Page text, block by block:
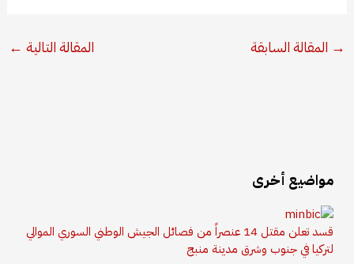
→ المقالة السابقة المقالة التالية ←
مواضيع أخرى
قسد تعلن مقتل 14 عنصراً من فصائل الجيش الوطني السوري الموالي
لتركيا في جنوب وشرق مدينة منبج